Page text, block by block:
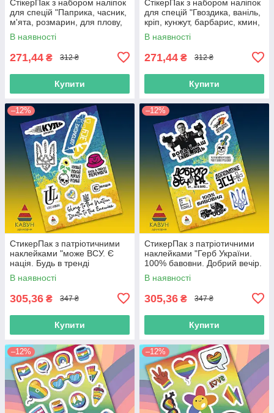
СтікерПак з набором наліпок
для спецій "Паприка, часник,
м'ята, розмарин, для плову,
суміш перців тощо".
В наявності
271,44 ₴ 312 ₴
Купити
СтікерПак з набором наліпок
для спецій "Гвоздика, ваніль,
кріп, кунжут, барбарис, кмин,
базилік, карі тощо".
В наявності
271,44 ₴ 312 ₴
Купити
–12%
СтикерПак з патріотичними
наклейками "може ВСУ. Є
нація. Будь в тренді
перемоги. Love Ukraine"
В наявності
305,36 ₴ 347 ₴
Купити
–12%
СтикерПак з патріотичними
наклейками "Герб України.
100% бавовни. Добрий вечір.
Допоможе ВСУ. Мертвий
російський".
В наявності
305,36 ₴ 347 ₴
Купити
–12% –12%